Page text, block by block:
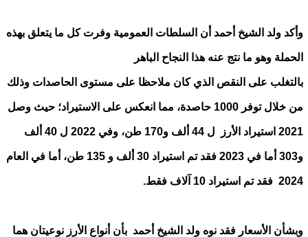
وأكد ولد الشيخ أحمد أن السلطات العمومية وفرت كل ما يتعلق بهذه
الحملة وهو ما نتج عنه هذا النجاح الباهر
بالتغلب على النقص الذي كان ملاحظا على مستوى الحاصدات وذلك
من خلال توفر 1000 حاصدة، مما انعكس على الاستيراد؛ حيث وصل
2021 استيراد الأرز ل 44 ألف و170 طن، وفي 2022 ل 40 ألف
و303 أما في 2023 فقد تم استيراد 30 ألف و 135 طن، أما في العام
2024 فقد تم استيراد 10 آلاف فقط.
وبشأن الأسعار فقد نوه ولد الشيخ أحمد بأن أنواع الأرز نوعيتان هما